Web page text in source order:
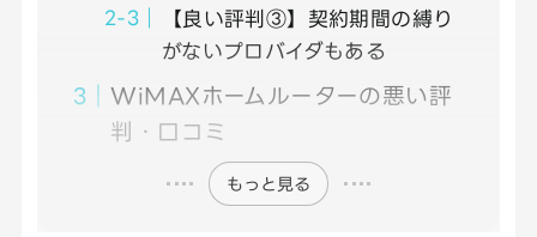
【良い評判③】契約期間の縛り
がないプロバイダもある
WiMAXホームルーターの悪い評
判・口コミ
もっと見る